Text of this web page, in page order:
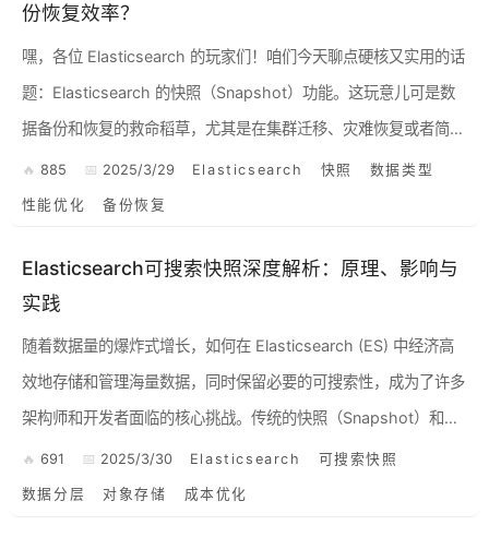
份恢复效率？
嘿，各位 Elasticsearch 的玩家们！咱们今天聊点硬核又实用的话
题：Elasticsearch 的快照（Snapshot）功能。这玩意儿可是数
据备份和恢复的救命稻草，尤其是在集群迁移、灾难恢复或者简单
的数据归档场景下，简直不要太...
885 2025/3/29 Elasticsearch 快照 数据类型
性能优化 备份恢复
Elasticsearch可搜索快照深度解析：原理、影响与
实践
随着数据量的爆炸式增长，如何在 Elasticsearch (ES) 中经济高
效地存储和管理海量数据，同时保留必要的可搜索性，成为了许多
架构师和开发者面临的核心挑战。传统的快照（Snapshot）和恢
复（Restore）机制虽然能实现数据...
691 2025/3/30 Elasticsearch 可搜索快照
数据分层 对象存储 成本优化